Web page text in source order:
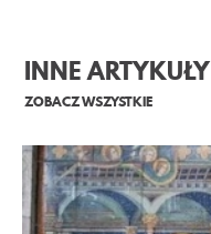
INNE ARTYKUŁY
ZOBACZ WSZYSTKIE